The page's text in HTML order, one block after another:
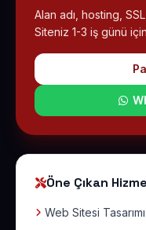
Alan adı, hosting,
Siteniz 1-3 iş günü
Öne Çıkan
Web Sitesi Tasarımı